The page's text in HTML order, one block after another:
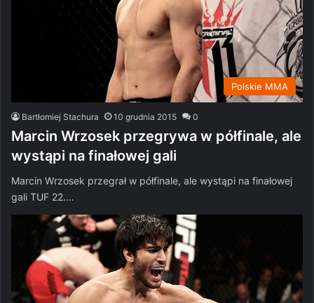
Polskie MMA
Bartłomiej Stachura 10 grudnia 2015 0
Marcin Wrzosek przegrywa w półfinale, ale
wystąpi na finałowej gali
Marcin Wrzosek przegrał w półfinale, ale wystąpi na finałowej
gali TUF 22.…